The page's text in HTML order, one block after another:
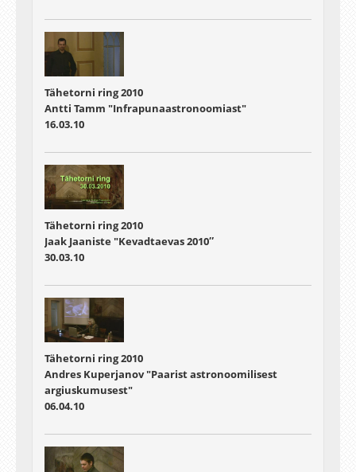
Tähetorni ring 2010
Antti Tamm "Infrapunaastronoomiast"
16.03.10
Tähetorni ring 2010
Jaak Jaaniste "Kevadtaevas 2010″
30.03.10
Tähetorni ring 2010
Andres Kuperjanov "Paarist astronoomilisest
argiuskumusest"
06.04.10